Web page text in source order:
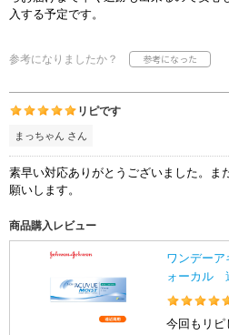
入する予定です。
参考になりましたか？
リピです
まっちゃん さん
素早い対応ありがとうございました。ま
願いします。
商品購入レビュー
ワンデー
ォーカル
今回もリピ